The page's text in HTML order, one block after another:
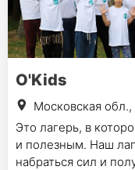
О'Kids
Московская
Это лагерь, в
и полезным. Наш
набраться сил и